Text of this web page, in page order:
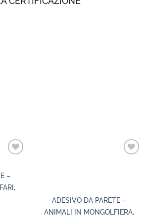
–
ADESIVO DA PARETE –
ANIMALI IN MONGOLFIERA,